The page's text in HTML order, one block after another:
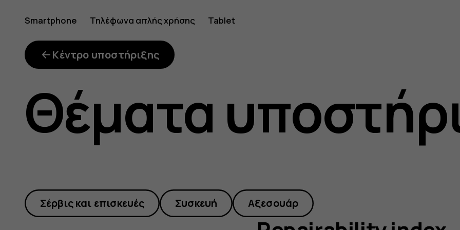
repairability-
index
Smartphone Τηλέφωνα απλής χρήσης Tablet
Κέντρο υποστήριξης
Θέματα
Σέρβις και επισκευές Συσκευή Αξεσουάρ